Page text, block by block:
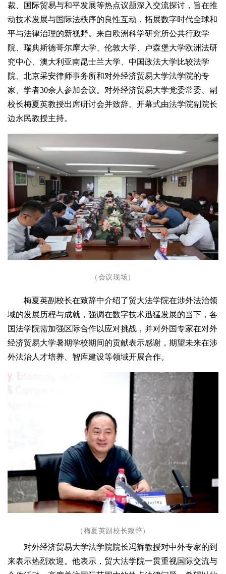
裁、国际贸易与和平发展等热点议题深入交流探讨，旨在推
动技术发展与国际法秩序的良性互动，拓展数字时代全球和
平与法律治理的新视野。来自欧洲科学研究所公共行政学
院、瑞典斯德哥尔摩大学、伦敦大学、卢森堡大学欧洲法研
究中心、澳大利亚南昆士兰大学、中国政法大学比较法学
院、北京采安律师事务所和对外经济贸易大学法学院的专
家、学者30余人参加会议。对外经济贸易大学党委常委、副
校长梅夏英教授出席研讨会并致辞。开幕式由法学院副院长
边永民教授主持。
（会议现场）
梅夏英副校长在致辞中介绍了贸大法学院在涉外法治领
域的发展历程与成就，强调在数字技术迅猛发展的当下，各
国法学院需加强区际合作以应对挑战，并对外国专家在对外
经济贸易大学暑期学校期间的贡献表示感谢，期望未来在涉
外法治人才培养、智库建设等领域开展合作。
（梅夏英副校长致辞）
对外经济贸易大学法学院院长冯辉教授对中外专家的到
来表示热烈欢迎。他表示，贸大法学院一贯重视国际交流与